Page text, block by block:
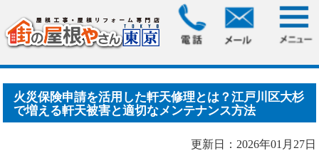
> 火災保険申請を活用した軒天修理とは？江
戸川区大杉で増える軒天.....
火災保険申請を活用した軒天修理とは？江戸川区大杉
で増える軒天被害と適切なメンテナンス方法
更新日：2026年01月27日